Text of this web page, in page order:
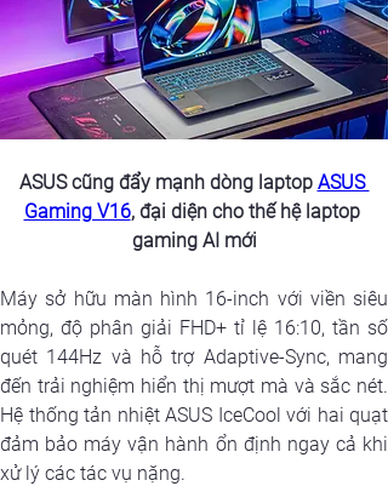
ASUS cũng đẩy mạnh dòng laptop ASUS
Gaming V16, đại diện cho thế hệ laptop
gaming AI mới
Máy sở hữu màn hình 16-inch với viền siêu
mỏng, độ phân giải FHD+ tỉ lệ 16:10, tần số
quét 144Hz và hỗ trợ Adaptive-Sync, mang
đến trải nghiệm hiển thị mượt mà và sắc nét.
Hệ thống tản nhiệt ASUS IceCool với hai quạt
đảm bảo máy vận hành ổn định ngay cả khi
xử lý các tác vụ nặng.